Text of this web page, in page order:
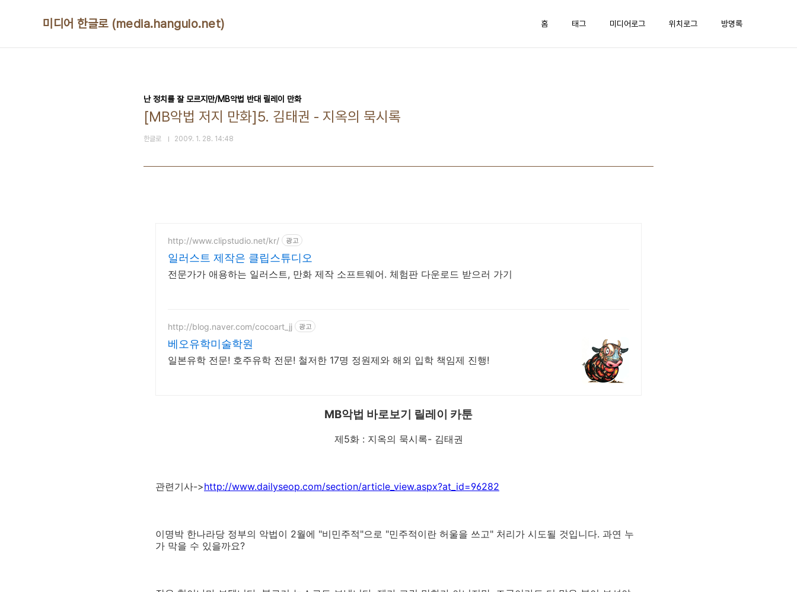
미디어 한글로 (media.hangulo.net) 홈 태그 미디어로그 위치로그 방명록
난 정치를 잘 모르지만/MB악법 반대 릴레이 만화
[MB악법 저지 만화]5. 김태권 - 지옥의 묵시록
한글로 2009. 1. 28. 14:48
http://www.clipstudio.net/kr/ 광고
일러스트 제작은 클립스튜디오
전문가가 애용하는 일러스트, 만화 제작 소프트웨어. 체험판 다운로드 받으러 가기
http://blog.naver.com/cocoart_jj 광고
베오유학미술학원
일본유학 전문! 호주유학 전문! 철저한 17명 정원제와 해외 입학 책임제 진행!
MB악법 바로보기 릴레이 카툰
제5화 : 지옥의 묵시록- 김태권
관련기사->http://www.dailyseop.com/section/article_view.aspx?at_id=96282
이명박 한나라당 정부의 악법이 2월에 "비민주적"으로 "민주적이란 허울을 쓰고" 처리가 시도될 것입니다. 과연 누
가 막을 수 있을까요?